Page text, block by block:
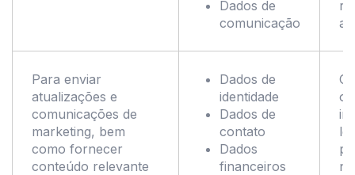
Dados de
comunicação
Para enviar
atualizações e
comunicações de
marketing, bem
como fornecer
conteúdo relevante
Dados de
identidade
Dados de
contato
Dados
financeiros